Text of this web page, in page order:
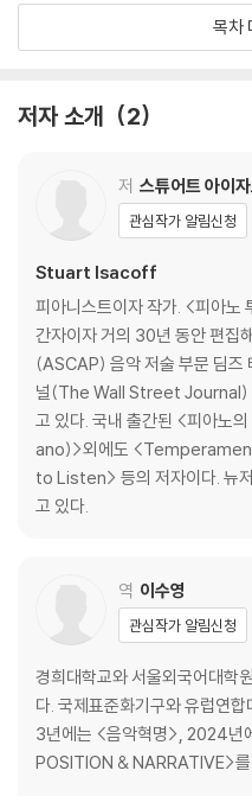
CHAPTER 07 재즈, 파리로 향
CHAPTER 08 위대한 침묵 A
CHAPTER 1 1 마일스 어헤드
CHAPTER 13 성에 대한 질문 A
CHAPTER 14 연꽃을 든 모차
마치는 말
감사의 말씀
참고자료
목차
저자 소개 2
저 스튜어트 아이
관심작가 알림신청
Stuart Isacoff
피아니스트이자 작가. <피아
간자이자 거의 30년 동안 편집
(ASCAP) 음악 저술 부문 딤즈
널(The Wall Street Journal)
고 있다. 국내 출간된 <피아
ano)>외에도
to Listen> 등의 저자이다. 뉴
고 있다.
역 이수영
관심작가 알림신청
경희대학교와 서울외국어대학
다. 국제표준화기구와 유럽연
3년에는 <음악혁명>, 2024
POSITION & NARRATIVE>를